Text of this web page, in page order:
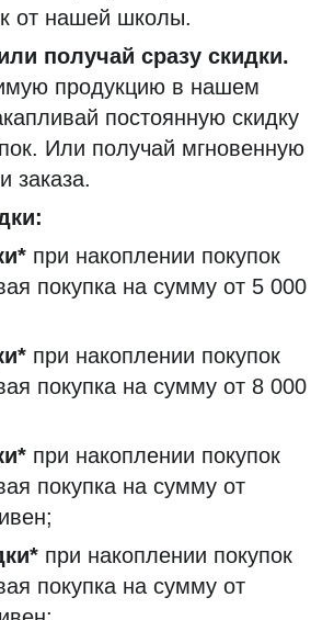
от нашей школы.
получай сразу скидки.
продукцию в нашем
постоянную скидку
Или получай мгновенную
заказа.
при накоплении покупок
покупка на сумму от 5 000
при накоплении покупок
покупка на сумму от 8 000
при накоплении покупок
покупка на сумму от
при накоплении покупок
покупка на сумму от